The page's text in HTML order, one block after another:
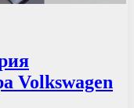
Volkswagen